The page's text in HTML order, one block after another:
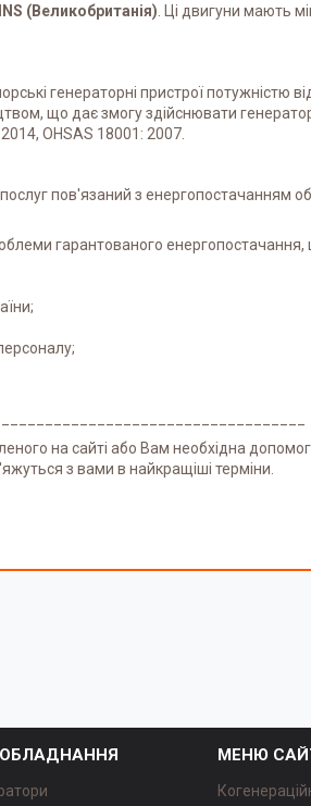
(Великобританія) . Ці двигуни мають
генераторні пристрої потужністю
що дає змогу здійснювати
OHSAS 18001: 2007.
пов'язаний з енергопостачанням
гарантованого
на сайті або Вам необхідна
з вами в найкращіші терміни.
МЕНЮ